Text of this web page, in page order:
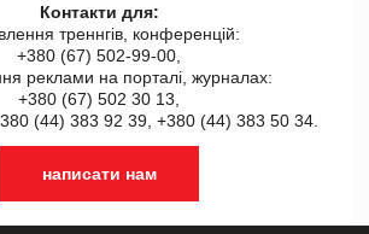
Контакти для:
треннгів, конференцій:
+380 (67) 502-99-00,
реклами на порталі, журналах:
+380 (67) 502 30 13,
(44) 383 92 39, +380 (44) 383 50 34.
написати нам